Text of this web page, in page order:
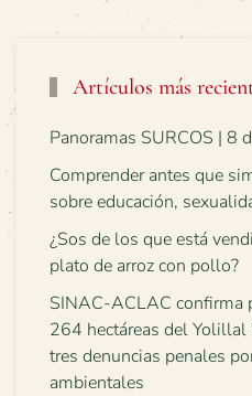
Artículos más
Panoramas SURCOS | 8
Comprender antes que
sobre educación,
¿Sos de los que está
plato de arroz con pollo?
SINAC-ACLAC confirma
264 hectáreas del Yolillal
tres denuncias penales
ambientales